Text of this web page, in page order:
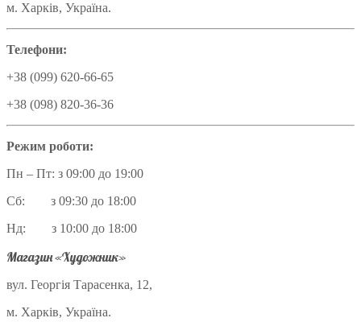
м. Харків, Україна.
Телефони:
+38 (099) 620-66-65
+38 (098) 820-36-36
Режим роботи:
Пн – Пт: з 09:00 до 19:00
Сб: з 09:30 до 18:00
Нд: з 10:00 до 18:00
Магазин «Художник»
вул. Георгія Тарасенка, 12,
м. Харків, Україна.